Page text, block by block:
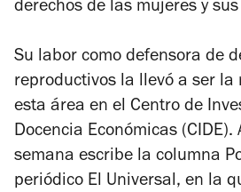
derechos de las mujeres y
Su labor como defensora de
reproductivos la llevó a ser la
esta área en el Centro de
Docencia Económicas (CIDE).
semana escribe la columna
periódico El Universal, en la